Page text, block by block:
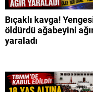
Bıçaklı kavga!
öldürdü ağabeyini
yaraladı